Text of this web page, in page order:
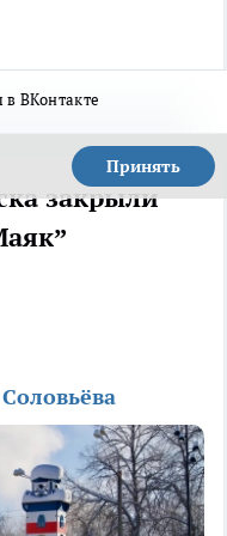
ВКонтакте
Принять
закрыли